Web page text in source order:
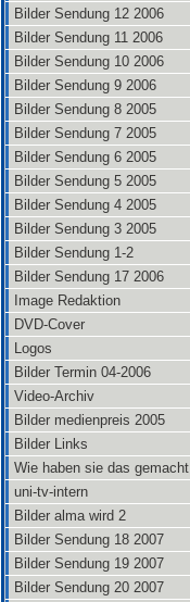
Bilder Sendung 12 2006
Bilder Sendung 11 2006
Bilder Sendung 10 2006
Bilder Sendung 9 2006
Bilder Sendung 8 2005
Bilder Sendung 7 2005
Bilder Sendung 6 2005
Bilder Sendung 5 2005
Bilder Sendung 4 2005
Bilder Sendung 3 2005
Bilder Sendung 1-2
Bilder Sendung 17 2006
Image Redaktion
DVD-Cover
Logos
Bilder Termin 04-2006
Video-Archiv
Bilder medienpreis 2005
Bilder Links
Wie haben sie das gemacht
uni-tv-intern
Bilder alma wird 2
Bilder Sendung 18 2007
Bilder Sendung 19 2007
Bilder Sendung 20 2007